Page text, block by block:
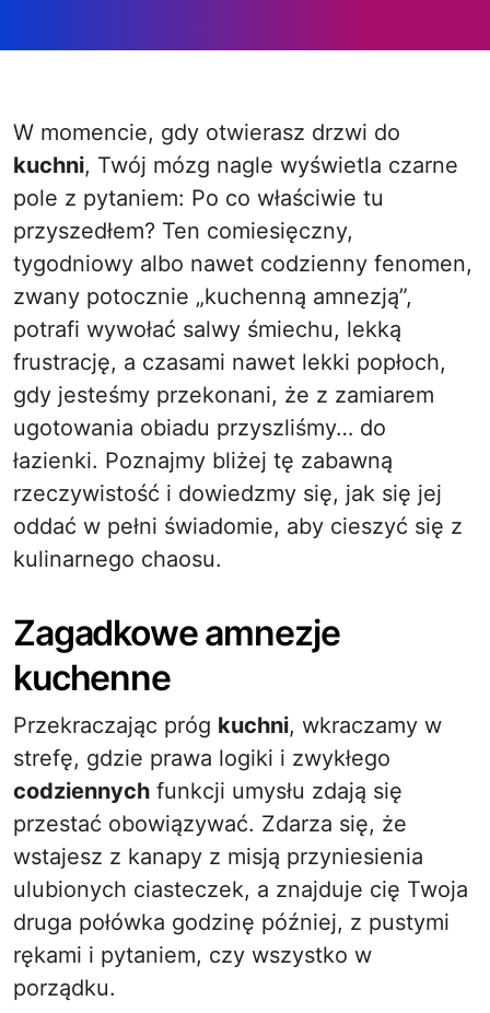
W momencie, gdy otwierasz drzwi do
kuchni, Twój mózg nagle wyświetla czarne
pole z pytaniem: Po co właściwie tu
przyszedłem? Ten comiesięczny,
tygodniowy albo nawet codzienny fenomen,
zwany potocznie „kuchenną amnezją”,
potrafi wywołać salwy śmiechu, lekką
frustrację, a czasami nawet lekki popłoch,
gdy jesteśmy przekonani, że z zamiarem
ugotowania obiadu przyszliśmy… do
łazienki. Poznajmy bliżej tę zabawną
rzeczywistość i dowiedzmy się, jak się jej
oddać w pełni świadomie, aby cieszyć się z
kulinarnego chaosu.
Zagadkowe amnezje
kuchenne
Przekraczając próg kuchni, wkraczamy w
strefę, gdzie prawa logiki i zwykłego
codziennych funkcji umysłu zdają się
przestać obowiązywać. Zdarza się, że
wstajesz z kanapy z misją przyniesienia
ulubionych ciasteczek, a znajduje cię Twoja
druga połówka godzinę później, z pustymi
rękami i pytaniem, czy wszystko w
porządku.